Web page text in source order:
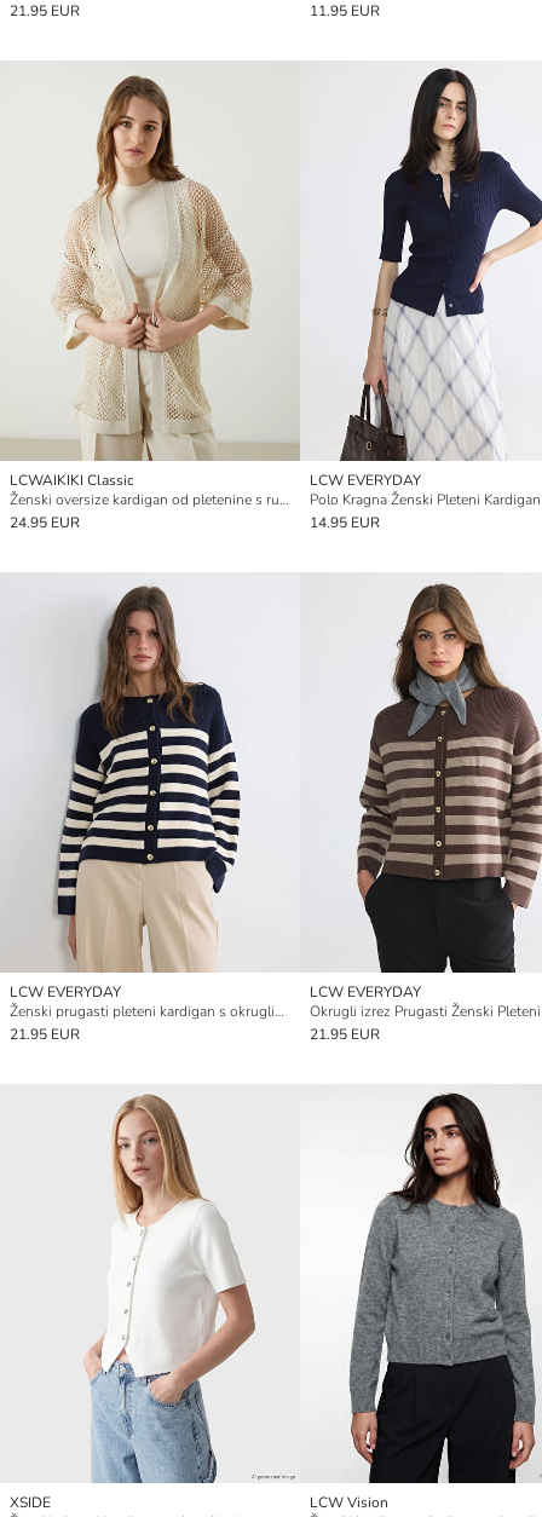
21.95 EUR
11.95 EUR
LCWAIKIKI Classic
Ženski oversize kardigan od pletenine s rupičastim uzorkom i šalom ovratnikom
24.95 EUR
LCW EVERYDAY
Polo Kragna Ženski Pleteni Kardigan
14.95 EUR
LCW EVERYDAY
Ženski prugasti pleteni kardigan s okruglim izrezom
21.95 EUR
LCW EVERYDAY
21.95 EUR
XSIDE
LCW Vision